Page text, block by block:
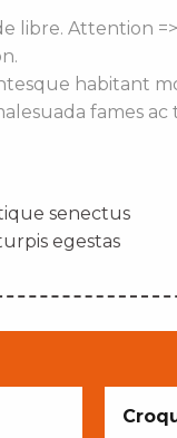
libre. Attention =>
habitant
fames ac
senectus
egestas